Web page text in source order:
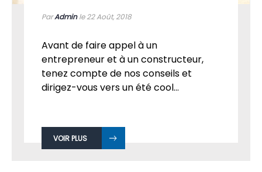
ParAdminle 22Août, 2018
Avant de faire appel à un
entrepreneur et à un constructeur,
tenez compte de nos conseils et
dirigez-vous vers un été cool...
VOIR PLUS